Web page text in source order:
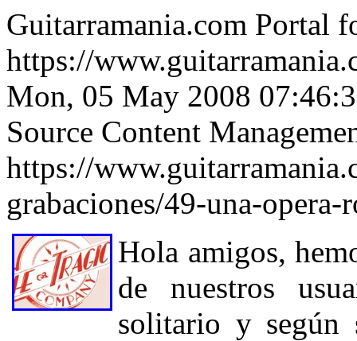
Guitarramania.com Portal
https://
Mon, 05 May 2008
Source Content
https://
grabaciones/49-una-
Hola amigos,
de nuestros
solitario y según